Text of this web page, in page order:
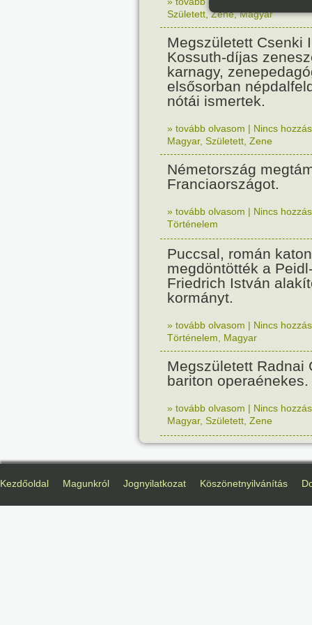
Született,Zene,Magyar
Megszületett Csenki
Kossuth-díjas
karnagy,
elsősorban
nótái ismertek.
» tovább olvasom | Nincs
Magyar, Született Zene
Németország
Franciaországot.
» tovább olvasom | Nincs
Történelem
Puccsal, román
megdöntötték a
Friedrich István
kormányt.
» tovább olvasom | Nincs
Történelem
Magyar
Megszületett Radnai
bariton operaénekes.
» tovább olvasom | Nincs
Magyar, Született Zene
Kezdőoldal Magunkról Jognyilatkozat Köszönetnyilvánítás